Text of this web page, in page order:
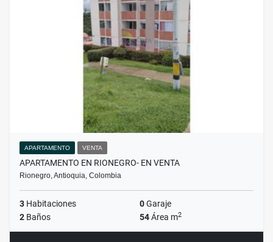
APARTAMENTO VENTA
APARTAMENTO EN RIONEGRO- EN VENTA
Rionegro, Antioquia, Colombia
3 Habitaciones 0Garaje
2 Baños 54Área m2